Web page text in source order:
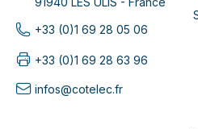
+33 (0)1 69 28 05 06
+33 (0)1 69 28 63 96
infos@cotelec.fr